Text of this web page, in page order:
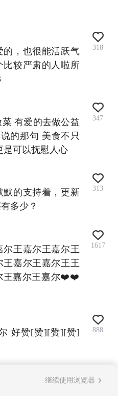
的，也很能活跃气
比较严肃的人啦所
318
有爱的去做公益
的那句 美食不只
是可以抚慰人心
347
默的支持着，更新
多少？
313
王嘉尔王嘉尔王
嘉尔王嘉尔王王
王嘉尔王嘉尔❤️❤️
1617
好赞[赞][赞][赞]
888
继续使用浏览器